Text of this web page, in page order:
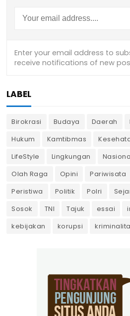
LABEL
Birokrasi Budaya Daerah
Hukum
Kamtibmas
LifeStyle
Lingkungan
Olah Raga
Opini Pariwisata
Peristiwa
Politik Polri
Sosok
TNI Tajuk essai
kebijakan
korupsi